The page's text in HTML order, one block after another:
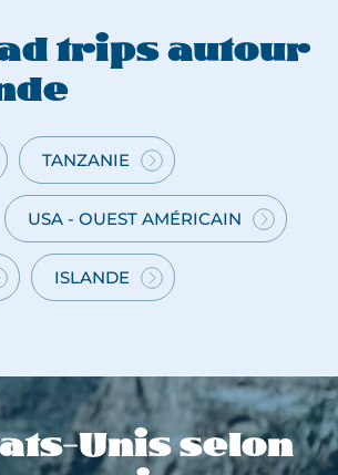
trips autour
ROAD
TRIP
EN
TANZANIE
TANZANIE
ROAD
TRIP
DANS
L’OUEST
USA - OUEST AMÉRICAIN
ROAD
ISLANDE
Unis selon